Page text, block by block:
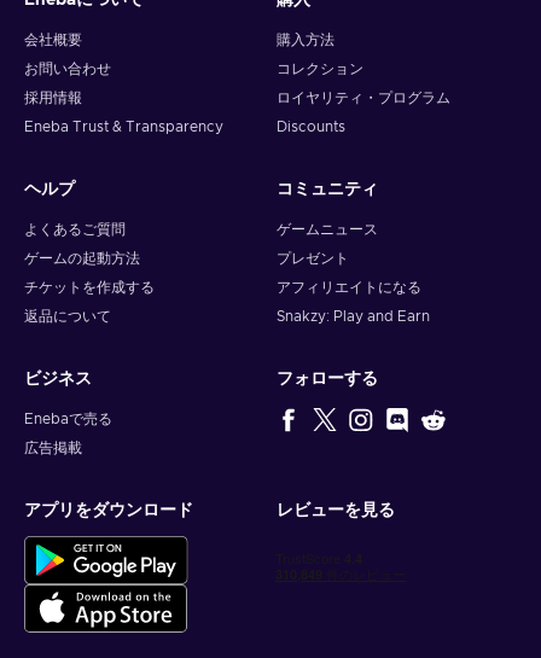
会社概要
お問い合わせ
採用情報
Eneba Trust & Transparency
購入方法
コレクション
ロイヤリティ・プログラム
Discounts
ヘルプ
よくあるご質問
ゲームの起動方法
チケットを作成する
返品について
コミュニティ
ゲームニュース
プレゼント
アフィリエイトになる
Snakzy: Play and Earn
ビジネス
Enebaで売る
広告掲載
フォローする
アプリをダウンロード レビューを見る